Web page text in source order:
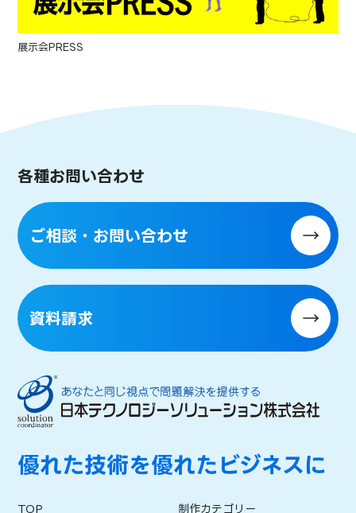
展示会PRESS
優れた技術を優れたビジネスに
TOP 制作カテゴリー
各種お問い合わせ
ご相談・お問い合わせ
資料請求